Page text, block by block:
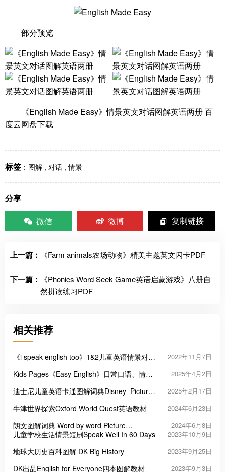
部分预览
《English Made Easy》情景英文对话图解英语两册 百
度云网盘下载
标签 ： 图解 , 对话 ,情景
分享
微信
微博 复制链接
上一篇： 《Farm animals农场动物》精美主题英文闪卡PDF
下一篇：
《Phonics Word Seek Game英语启蒙游戏》八册自
然拼读练习PDF
相关推荐
《i speak english too》1&2儿童英语情景对话
2022年11月7日
Kids Pages《Easy English》日常口语、情景
2025年4月2日
迪士尼儿童英语卡通图解词典Disney Picture
2025年2月17日
牛津世界探索Oxford World Quest英语教材 2024年6月23日
朗文图解词典 Word by word Picture
Dictionary
2024年6月8日
儿童学校生活情景短剧Speak Well In 60 Days 2023年10月9日
地球大历史百科图解 DK Big History 2023年9月25日
DK出品English for Everyone四本图解教材 2023年9月3日